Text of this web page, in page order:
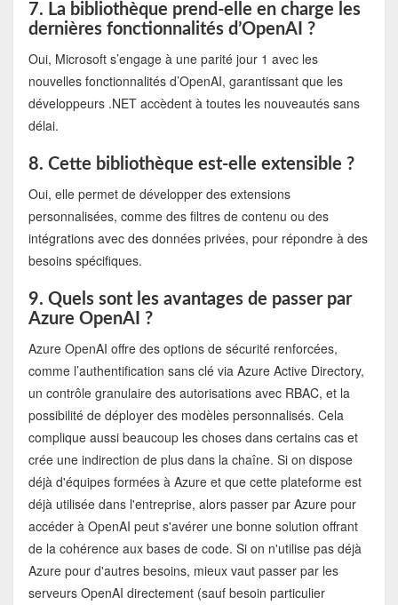
7. La bibliothèque prend-elle en charge les
dernières fonctionnalités d’OpenAI ?
Oui, Microsoft s’engage à une parité jour 1 avec les
nouvelles fonctionnalités d’OpenAI, garantissant que les
développeurs .NET accèdent à toutes les nouveautés sans
délai.
8. Cette bibliothèque est-elle extensible ?
Oui, elle permet de développer des extensions
personnalisées, comme des filtres de contenu ou des
intégrations avec des données privées, pour répondre à des
besoins spécifiques.
9. Quels sont les avantages de passer par
Azure OpenAI ?
Azure OpenAI offre des options de sécurité renforcées,
comme l’authentification sans clé via Azure Active Directory,
un contrôle granulaire des autorisations avec RBAC, et la
possibilité de déployer des modèles personnalisés. Cela
complique aussi beaucoup les choses dans certains cas et
crée une indirection de plus dans la chaîne. Si on dispose
déjà d'équipes formées à Azure et que cette plateforme est
déjà utilisée dans l'entreprise, alors passer par Azure pour
accéder à OpenAI peut s'avérer une bonne solution offrant
de la cohérence aux bases de code. Si on n'utilise pas déjà
Azure pour d'autres besoins, mieux vaut passer par les
serveurs OpenAI directement (sauf besoin particulier